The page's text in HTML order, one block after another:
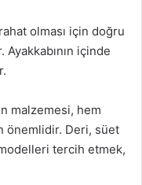
olması için doğru
içinde
malzemesi, hem
önemlidir. Deri, süet
tercih etmek,